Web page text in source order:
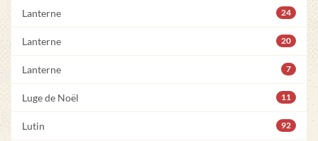
Lanterne 24
Lanterne 20
Lanterne 7
Luge de Noël 11
Lutin 92